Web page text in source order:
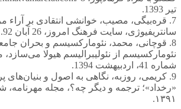
تیر 1393.
7. قره‌بیگی، مصیب، خوانشی انتقادی بر آراء
سانتریفیوژی، سایت فرهنگ امروز، 26 آبان 92.
8. قوچانی، محمد، نئومارکسیسم و بحران
نئومارکسیسم از نئولیبرالیسم هیولا می‌سازد،
شماره 41، اردبیهشت 1394.
9. کریمی، روزبه، نگاهی به اصول و بنیان‌های
۱۳۹۱.